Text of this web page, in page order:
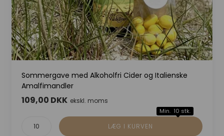
Sommergave med Alkoholfri Cider og Italienske
Amalfimandler
109,00 DKK ekskl. moms
Min. 10 stk.